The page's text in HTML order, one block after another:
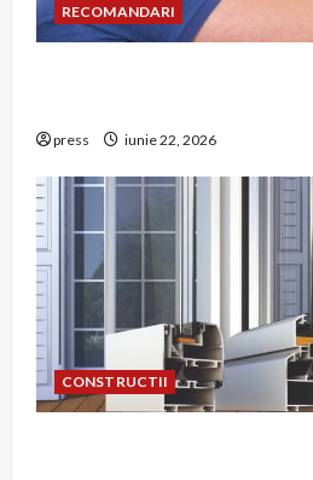
RECOMANDARI
press iunie 22, 2026
CONSTRUCTII